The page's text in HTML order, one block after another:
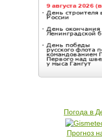
Погода в
Прогноз